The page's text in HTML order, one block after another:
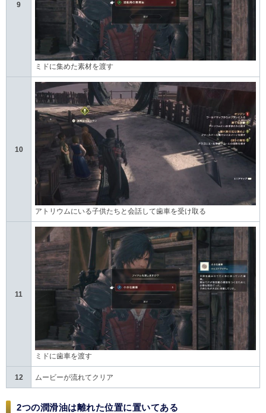
9
ミドに集めた素材を渡す
10
アトリウムにいる子供たちと会話して歯車を受け取る
11
ミドに歯車を渡す
12 ムービーが流れてクリア
2つの潤滑油は離れた位置に置いてある